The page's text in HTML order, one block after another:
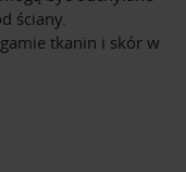
ściany.
tkanin i skór w